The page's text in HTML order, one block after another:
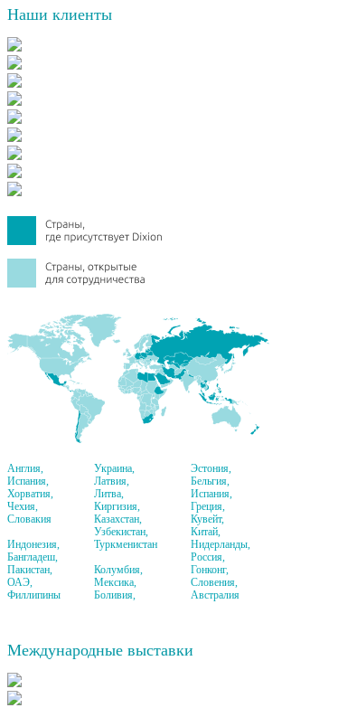
Наши клиенты
Англия,
Испания,
Хорватия,
Чехия,
Словакия
Индонезия,
Бангладеш,
Пакистан,
ОАЭ,
Филлипины
Украина,
Латвия,
Литва,
Киргизия,
Казахстан,
Узбекистан,
Туркменистан
Колумбия,
Мексика,
Боливия,
Эстония,
Бельгия,
Испания,
Греция,
Кувейт,
Китай,
Нидерланды,
Россия,
Гонконг,
Словения,
Австралия
Международные выставки